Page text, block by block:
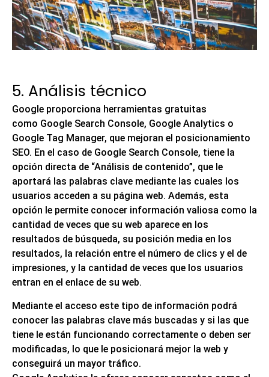
5. Análisis técnico
Google proporciona herramientas gratuitas
como Google Search Console, Google Analytics o
Google Tag Manager, que mejoran el posicionamiento
SEO. En el caso de Google Search Console, tiene la
opción directa de “Análisis de contenido”, que le
aportará las palabras clave mediante las cuales los
usuarios acceden a su página web. Además, esta
opción le permite conocer información valiosa como la
cantidad de veces que su web aparece en los
resultados de búsqueda, su posición media en los
resultados, la relación entre el número de clics y el de
impresiones, y la cantidad de veces que los usuarios
entran en el enlace de su web.
Mediante el acceso este tipo de información podrá
conocer las palabras clave más buscadas y si las que
tiene le están funcionando correctamente o deben ser
modificadas, lo que le posicionará mejor la web y
conseguirá un mayor tráfico.